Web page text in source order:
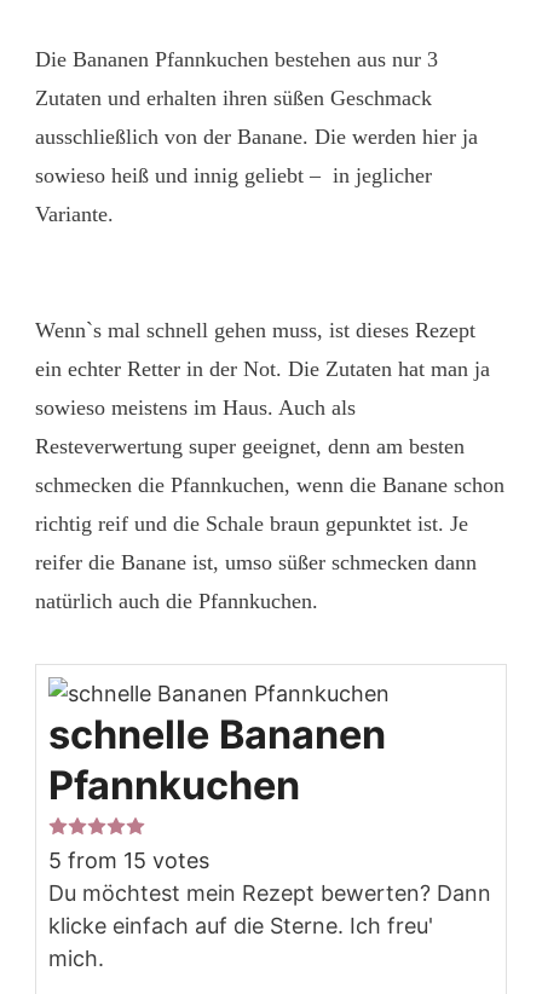
Die Bananen Pfannkuchen bestehen aus nur 3
Zutaten und erhalten ihren süßen Geschmack
ausschließlich von der Banane. Die werden hier ja
sowieso heiß und innig geliebt – in jeglicher
Variante.
Wenn`s mal schnell gehen muss, ist dieses Rezept
ein echter Retter in der Not. Die Zutaten hat man ja
sowieso meistens im Haus. Auch als
Resteverwertung super geeignet, denn am besten
schmecken die Pfannkuchen, wenn die Banane schon
richtig reif und die Schale braun gepunktet ist. Je
reifer die Banane ist, umso süßer schmecken dann
natürlich auch die Pfannkuchen.
schnelle Bananen
Pfannkuchen
5 from 15 votes
Du möchtest mein Rezept bewerten? Dann
klicke einfach auf die Sterne. Ich freu'
mich.